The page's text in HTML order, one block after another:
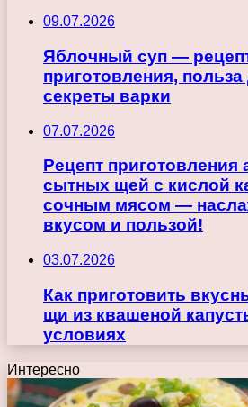
09.07.2026
Яблочный суп —
приготовления,
секреты варки
07.07.2026
Рецепт приготовления
сытных щей с кислой
сочным мясом —
вкусом и пользой!
03.07.2026
Как приготовить
щи из квашеной
условиях
Интересно